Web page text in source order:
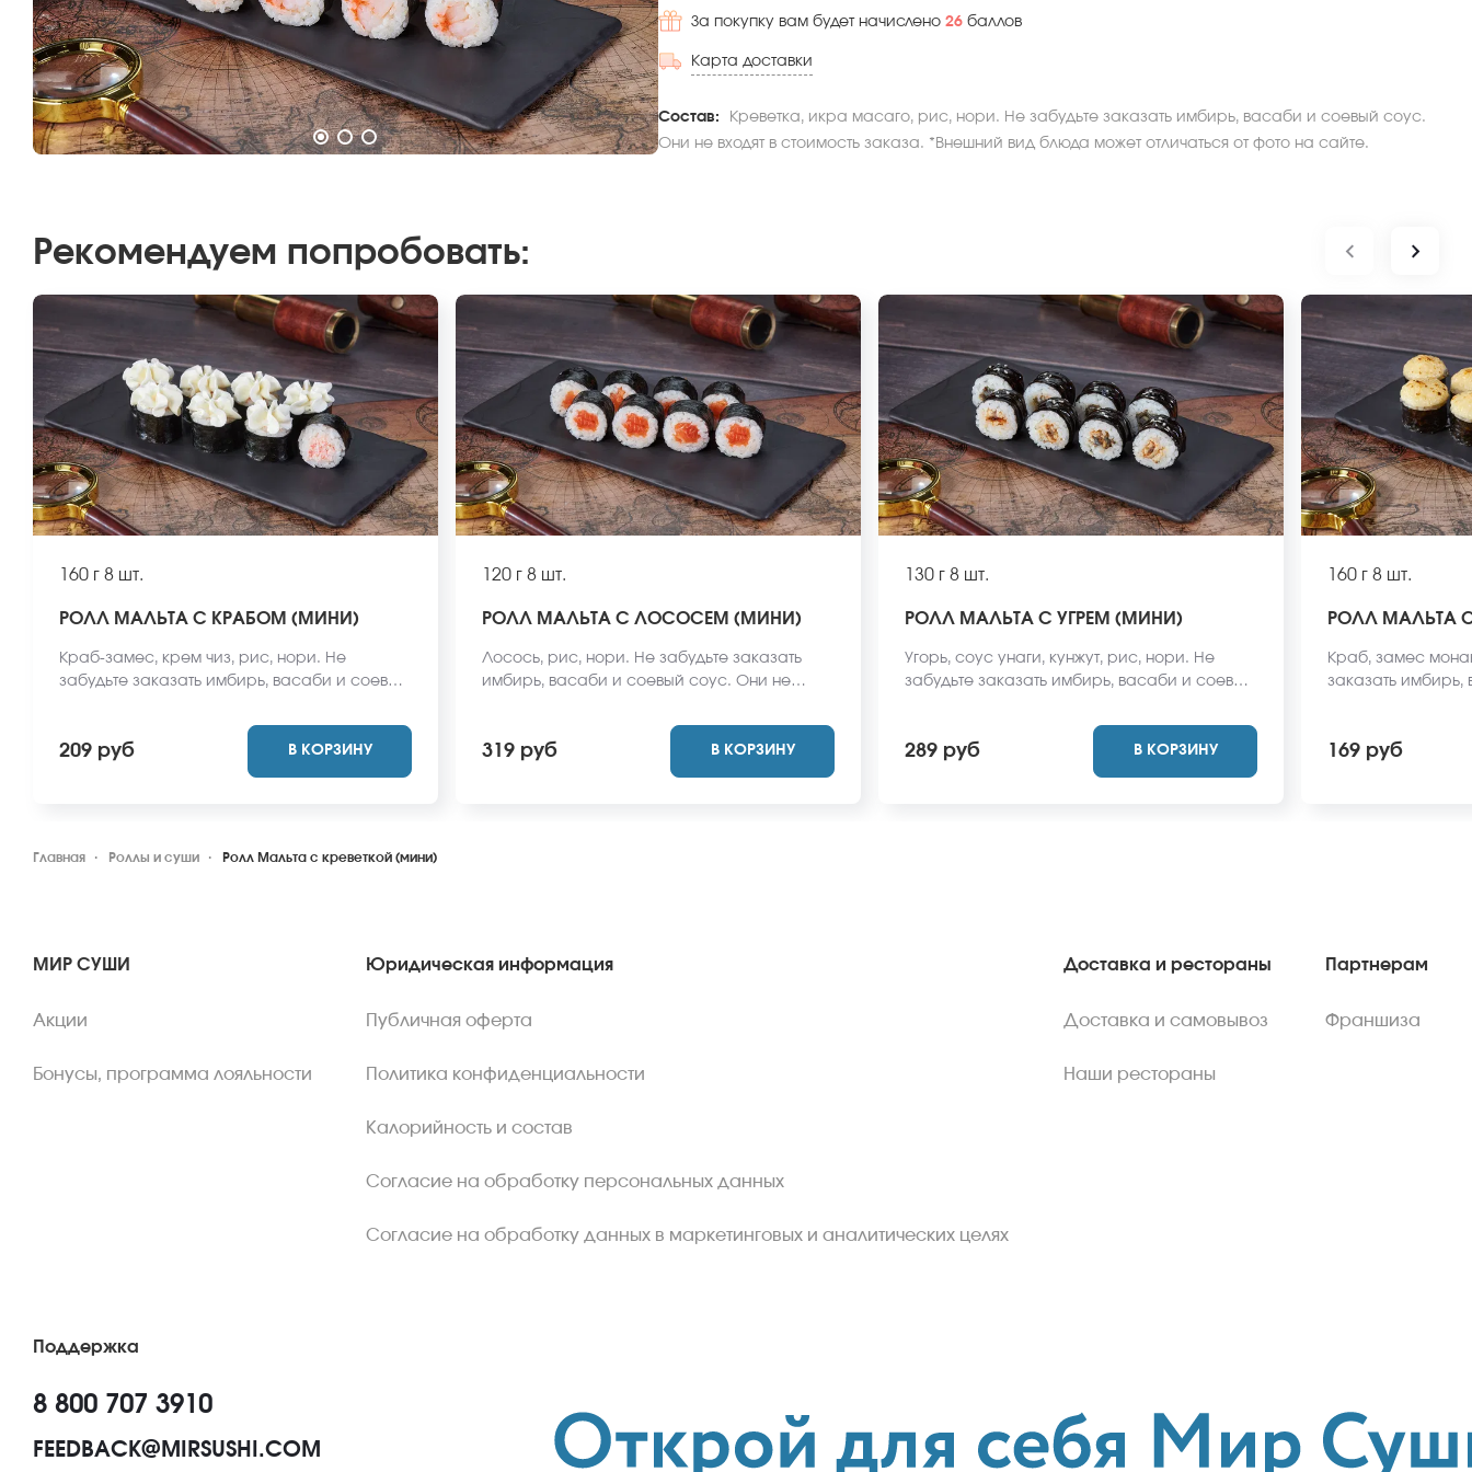
За покупку вам будет начислено 26 баллов
Карта доставки
Состав:
Креветка, икра масаго, рис, нори. Не забудьте заказать имбирь, васаби и соевый соус.
Они не входят в стоимость заказа. *Внешний вид блюда может отличаться от фото на сайте.
Рекомендуем попробовать:
160 г 8 шт.
РОЛЛ МАЛЬТА С КРАБОМ (МИНИ)
Краб-замес, крем чиз, рис, нори. Не
забудьте заказать имбирь, васаби и соевый
*Внешний вид блюда может отличаться от
фото на сайте.
209 руб В КОРЗИНУ
120 г 8 шт.
РОЛЛ МАЛЬТА С ЛОСОСЕМ (МИНИ)
Лосось, рис, нори. Не забудьте заказать
имбирь, васаби и соевый соус. Они не
блюда может отличаться от фото на сайте.
319 руб В КОРЗИНУ
130 г 8 шт.
РОЛЛ МАЛЬТА С УГРЕМ (МИНИ)
Угорь, соус унаги, кунжут, рис, нори. Не
забудьте заказать имбирь, васаби и соевый
*Внешний вид блюда может отличаться от
фото на сайте.
289 руб В КОРЗИНУ
160 г 8 шт.
РОЛЛ МАЛЬТА
Краб, замес
заказать
сайте.
169 руб
Главная Роллы и суши Ролл Мальта с креветкой (мини)
МИР СУШИ
Акции
Бонусы, программа лояльности
Юридическая информация
Публичная оферта
Политика конфиденциальности
Калорийность и состав
Согласие на обработку персональных данных
Согласие на обработку данных в маркетинговых и аналитических целях
Доставка и рестораны
Доставка и самовывоз
Наши рестораны
Партнерам
Франшиза
Поддержка
8 800 707 3910
FEEDBACK@MIRSUSHI.COM